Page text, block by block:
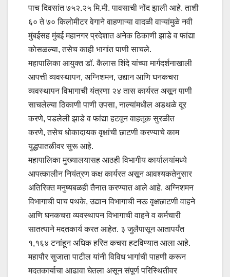
पाच दिवसांत ७५२.२५ मि.मी. पावसाची नोंद झाली आहे. ताशी
६० ते ७० किलोमीटर वेगाने वाहणाऱ्या वादळी वाऱ्यांमुळे नवी
मुंबईसह मुंबई महानगर प्रदेशात अनेक ठिकाणी झाडे व फांद्या
कोसळल्या, तसेच काही भागांत पाणी साचले.
महापालिका आयुक्त डॉ. कैलास शिंदे यांच्या मार्गदर्शनाखाली
आपत्ती व्यवस्थापन, अग्निशमन, उद्यान आणि घनकचरा
व्यवस्थापन विभागाची यंत्रणा २४ तास कार्यरत असून पाणी
साचलेल्या ठिकाणी पाणी उपसा, नाल्यांमधील अडथळे दूर
करणे, पडलेली झाडे व फांद्या हटवून वाहतूक सुरळीत
करणे, तसेच धोकादायक वृक्षांची छाटणी करण्याचे काम
युद्धपातळीवर सुरू आहे.
महापालिका मुख्यालयासह आठही विभागीय कार्यालयांमध्ये
आपत्कालीन नियंत्रण कक्ष कार्यरत असून आवश्यकतेनुसार
अतिरिक्त मनुष्यबळही तैनात करण्यात आले आहे. अग्निशमन
विभागाची पाच पथके, उद्यान विभागाची नऊ वृक्षछाटणी वाहने
आणि घनकचरा व्यवस्थापन विभागाची वाहने व कर्मचारी
सातत्याने मदतकार्य करत आहेत. ३ जुलैपासून आतापर्यंत
१,१६४ टनांहून अधिक हरित कचरा हटविण्यात आला आहे.
महापौर सुजाता पाटील यांनी विविध भागांची पाहणी करून
मदतकार्याचा आढावा घेतला असून संपूर्ण परिस्थितीवर